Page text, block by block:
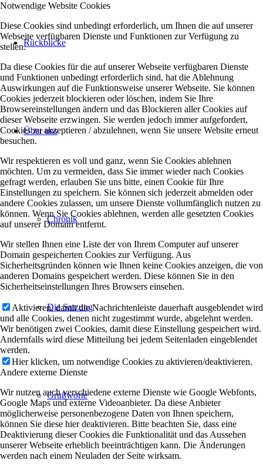
Rückblicke
Über uns
Chronik
Die Satzung
Grußworte
Notwendige Website Cookies
Diese Cookies sind unbedingt erforderlich, um Ihnen die auf unserer
Webseite verfügbaren Dienste und Funktionen zur Verfügung zu
stellen.
Da diese Cookies für die auf unserer Webseite verfügbaren Dienste
und Funktionen unbedingt erforderlich sind, hat die Ablehnung
Auswirkungen auf die Funktionsweise unserer Webseite. Sie können
Cookies jederzeit blockieren oder löschen, indem Sie Ihre
Browsereinstellungen ändern und das Blockieren aller Cookies auf
dieser Webseite erzwingen. Sie werden jedoch immer aufgefordert,
Cookies zu akzeptieren / abzulehnen, wenn Sie unsere Website erneut
besuchen.
Wir respektieren es voll und ganz, wenn Sie Cookies ablehnen
möchten. Um zu vermeiden, dass Sie immer wieder nach Cookies
gefragt werden, erlauben Sie uns bitte, einen Cookie für Ihre
Einstellungen zu speichern. Sie können sich jederzeit abmelden oder
andere Cookies zulassen, um unsere Dienste vollumfänglich nutzen zu
können. Wenn Sie Cookies ablehnen, werden alle gesetzten Cookies
auf unserer Domain entfernt.
Wir stellen Ihnen eine Liste der von Ihrem Computer auf unserer
Domain gespeicherten Cookies zur Verfügung. Aus
Sicherheitsgründen können wie Ihnen keine Cookies anzeigen, die von
anderen Domains gespeichert werden. Diese können Sie in den
Sicherheitseinstellungen Ihres Browsers einsehen.
Aktivieren, damit die Nachrichtenleiste dauerhaft ausgeblendet wird
und alle Cookies, denen nicht zugestimmt wurde, abgelehnt werden.
Wir benötigen zwei Cookies, damit diese Einstellung gespeichert wird.
Andernfalls wird diese Mitteilung bei jedem Seitenladen eingeblendet
werden.
Hier klicken, um notwendige Cookies zu aktivieren/deaktivieren.
Andere externe Dienste
Wir nutzen auch verschiedene externe Dienste wie Google Webfonts,
Google Maps und externe Videoanbieter. Da diese Anbieter
möglicherweise personenbezogene Daten von Ihnen speichern,
können Sie diese hier deaktivieren. Bitte beachten Sie, dass eine
Deaktivierung dieser Cookies die Funktionalität und das Aussehen
unserer Webseite erheblich beeinträchtigen kann. Die Änderungen
werden nach einem Neuladen der Seite wirksam.